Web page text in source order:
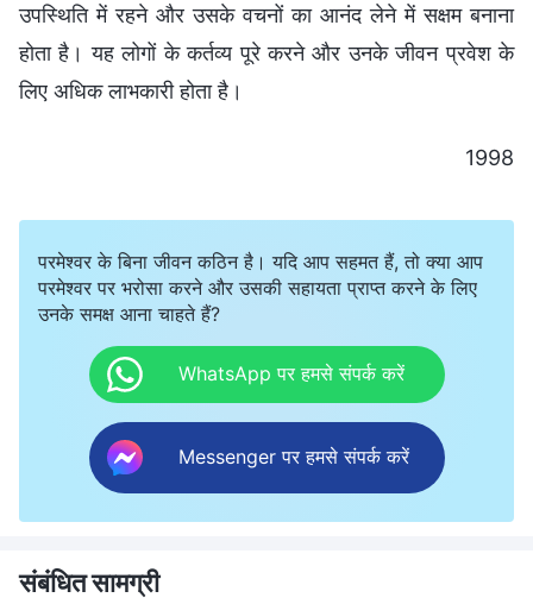
उपस्थिति में रहने और उसके वचनों का आनंद लेने में सक्षम बनाना
होता है। यह लोगों के कर्तव्य पूरे करने और उनके जीवन प्रवेश के
लिए अधिक लाभकारी होता है।
1998
परमेश्वर के बिना जीवन कठिन है। यदि आप सहमत हैं, तो क्या आप
परमेश्वर पर भरोसा करने और उसकी सहायता प्राप्त करने के लिए
उनके समक्ष आना चाहते हैं?
WhatsApp पर हमसे संपर्क करें
Messenger पर हमसे संपर्क करें
संबंधित सामग्री